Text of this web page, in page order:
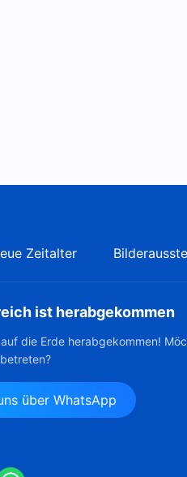
Zeitalter
ist herabgekommen
die Erde herabgekommen!
über WhatsApp